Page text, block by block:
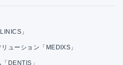
」
ューション「MEDIXS」
DENTIS」